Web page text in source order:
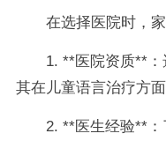
在选择医院时，
1. **医院资质**
其在儿童语言治疗方面
2. **医生经验**